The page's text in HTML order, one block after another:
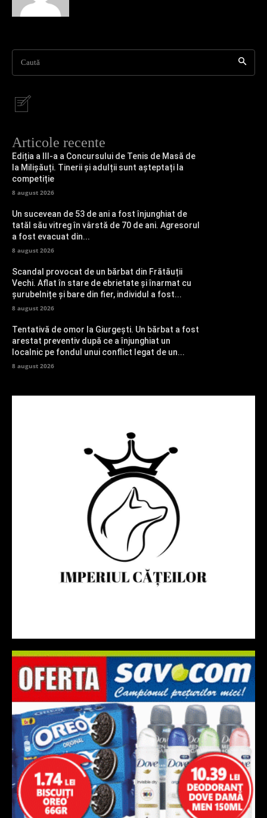
Caută
Articole recente
Ediția a III-a a Concursului de Tenis de Masă de
la Milișăuți. Tinerii și adulții sunt așteptați la
competiție
8 august 2026
Un sucevean de 53 de ani a fost înjunghiat de
tatăl său vitreg în vârstă de 70 de ani. Agresorul
a fost evacuat din...
8 august 2026
Scandal provocat de un bărbat din Frătăuții
Vechi. Aflat în stare de ebrietate și înarmat cu
șurubelnițe și bare din fier, individul a fost...
8 august 2026
Tentativă de omor la Giurgești. Un bărbat a fost
arestat preventiv după ce a înjunghiat un
localnic pe fondul unui conflict legat de un...
8 august 2026